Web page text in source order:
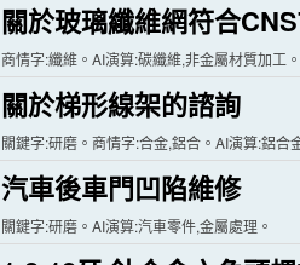
關於玻璃纖維網符合
商情字:纖維。AI演算:碳纖維,非金屬材質加工。
關於梯形線架的諮詢
關鍵字:研磨。商情字:合金,鋁合。AI演算:鋁合
汽車後車門凹陷維修
關鍵字:研磨。AI演算:汽車零件,金屬處理。